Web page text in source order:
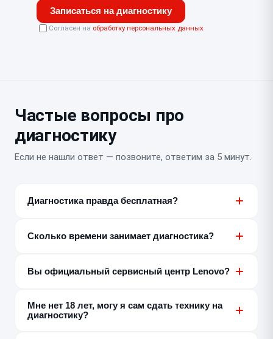
Записаться на диагностику
Согласен на обработку персональных данных
Частые вопросы про
диагностику
Если не нашли ответ — позвоните, ответим за 5 минут.
Диагностика правда бесплатная?
Если решите не ремонтировать, диагностика платная
Сколько времени занимает диагностика?
устройства и неисправности. Регламентное время —
Вы официальный сервисный центр Lenovo?
Диагностику и ремонт по гарантии производителя не
выполняем — с этим нужно обращаться в
Мне нет 18 лет, могу я сам сдать технику на
диагностику?